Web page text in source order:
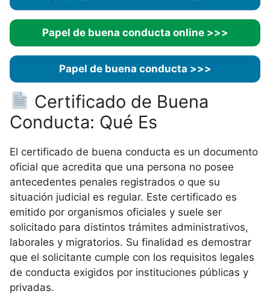
Papel de buena conducta online >>>
Papel de buena conducta >>>
Certificado de Buena
Conducta: Qué Es
El certificado de buena conducta es un documento
oficial que acredita que una persona no posee
antecedentes penales registrados o que su
situación judicial es regular. Este certificado es
emitido por organismos oficiales y suele ser
solicitado para distintos trámites administrativos,
laborales y migratorios. Su finalidad es demostrar
que el solicitante cumple con los requisitos legales
de conducta exigidos por instituciones públicas y
privadas.